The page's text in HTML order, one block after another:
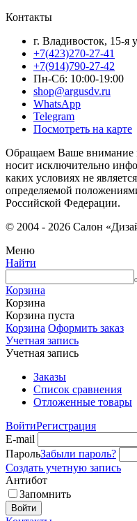
Контакты
г. Владивосток, 15-я
+7(423)270-27-41
+7(914)790-27-42
Пн-Сб: 10:00-19:00
shop@argusdv.ru
WhatsApp
Telegram
Посмотреть на карте
Обращаем Ваше внимание
носит исключительно
каких условиях не
определяемой
Российской Федерации.
© 2004 - 2026 Салон
Меню
Найти
Корзина
Корзина
Корзина пуста
Корзина Оформить заказ
Учетная запись
Учетная запись
Заказы
Список сравнения
Отложенные товары
ВойтиРегистрация
E-mail
ПарольЗабыли пароль?
Создать учетную запись
Антибот
Запомнить
Войти